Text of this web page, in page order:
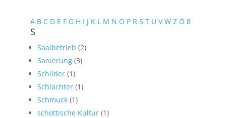
A B C D E F G H I J K L M N O P R S T U V W Z Ö 8
S
Saalbetrieb (2)
Sanierung (3)
Schilder (1)
Schlachter (1)
Schmuck (1)
schottische Kultur (1)